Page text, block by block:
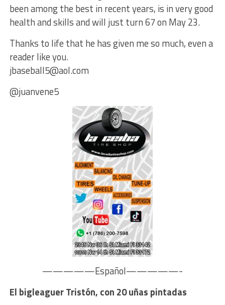
been among the best in recent years, is in very good
health and skills and will just turn 67 on May 23.
Thanks to life that he has given me so much, even a
reader like you.
jbaseball5@aol.com
@juanvene5
—————Español—————-
El bigleaguer Tristón, con 20 uñas pintadas